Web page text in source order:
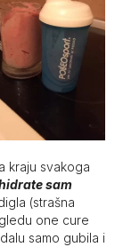
kraju svakoga
sam
(strašna
one cure
samo gubila i